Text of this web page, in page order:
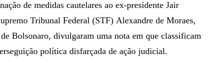
de medidas cautelares ao ex-presidente Jair
Tribunal Federal (STF) Alexandre de Moraes,
Bolsonaro, divulgaram uma nota em que classificam
política disfarçada de ação judicial.